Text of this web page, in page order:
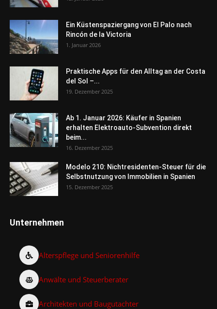
Ein Küstenspaziergang von El Palo nach
Rincón de la Victoria
1. Januar 2026
Praktische Apps für den Alltag an der Costa
del Sol –...
19. Dezember 2025
Ab 1. Januar 2026: Käufer in Spanien
erhalten Elektroauto-Subvention direkt
beim...
16. Dezember 2025
Modelo 210: Nichtresidenten-Steuer für die
Selbstnutzung von Immobilien in Spanien
15. Dezember 2025
Unternehmen
Alterspflege und Seniorenhilfe
Anwälte und Steuerberater
Architekten und Baugutachter